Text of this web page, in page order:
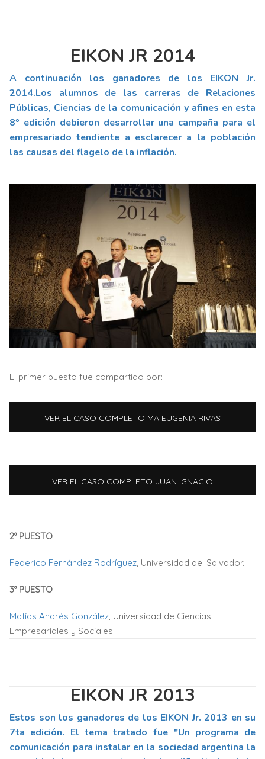
EIKON JR 2014
A continuación los ganadores de los EIKON Jr.
2014.Los alumnos de las carreras de Relaciones
Públicas, Ciencias de la comunicación y afines en esta
8º edición debieron desarrollar una campaña para el
empresariado tendiente a esclarecer a la población
las causas del flagelo de la inflación.
El primer puesto fue compartido por:
VER EL CASO COMPLETO MA EUGENIA RIVAS
VER EL CASO COMPLETO JUAN IGNACIO
2° PUESTO
Federico Fernández Rodríguez, Universidad del Salvador.
3° PUESTO
Matías Andrés González, Universidad de Ciencias
Empresariales y Sociales.
EIKON JR 2013
Estos son los ganadores de los EIKON Jr. 2013 en su
7ta edición. El tema tratado fue "Un programa de
comunicación para instalar en la sociedad argentina la